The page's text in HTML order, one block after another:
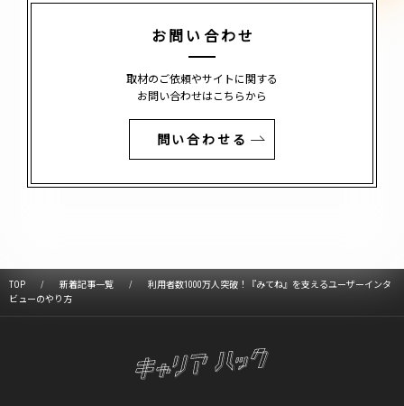
お問い合わせ
取材のご依頼やサイトに関する
お問い合わせはこちらから
問い合わせる
TOP 新着記事一覧
利用者数1000万人突破！『みてね』を支えるユーザーインタ
ビューのやり方